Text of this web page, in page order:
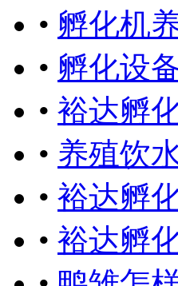
• 孵化机
• 孵化设
• 裕达孵
• 养殖饮
• 裕达孵
• 裕达孵